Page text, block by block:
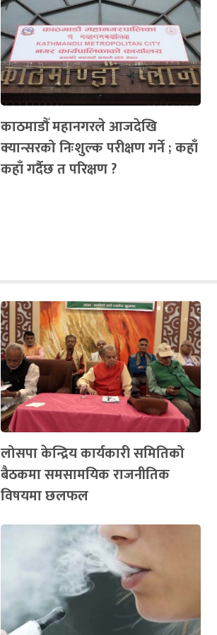
काठमाडौँ महानगरले आजदेखि
क्यान्सरको निःशुल्क परीक्षण गर्ने ; कहाँ
कहाँ गर्दैछ त परिक्षण ?
लोसपा केन्द्रिय कार्यकारी समितिको
बैठकमा समसामयिक राजनीतिक
विषयमा छलफल